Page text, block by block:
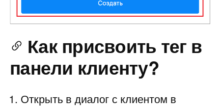
Как присвоить тег в
панели клиенту?
Открыть в диалог с клиентом в